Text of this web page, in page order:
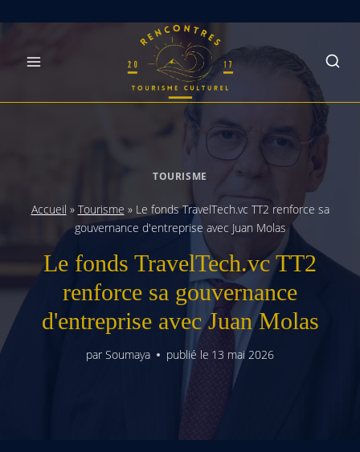
TOURISME
Accueil » Tourisme » Le fonds TravelTech.vc TT2 renforce sa
gouvernance d'entreprise avec Juan Molas
Le fonds TravelTech.vc TT2
renforce sa gouvernance
d'entreprise avec Juan Molas
par Soumaya publié le13 mai 2026